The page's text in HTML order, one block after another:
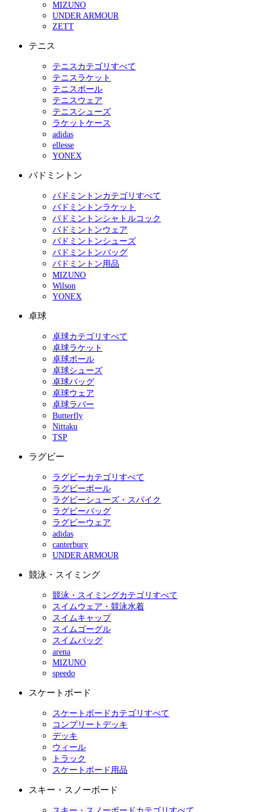
MIZUNO
UNDER ARMOUR
ZETT
テニス
テニスカテゴリすべて
テニスラケット
テニスボール
テニスウェア
テニスシューズ
ラケットケース
adidas
ellesse
YONEX
バドミントン
バドミントンカテゴリすべて
バドミントンラケット
バドミントンシャトルコック
バドミントンウェア
バドミントンシューズ
バドミントンバッグ
バドミントン用品
MIZUNO
Wilson
YONEX
卓球
卓球カテゴリすべて
卓球ラケット
卓球ボール
卓球シューズ
卓球バッグ
卓球ウェア
卓球ラバー
Butterfly
Nittaku
TSP
ラグビー
ラグビーカテゴリすべて
ラグビーボール
ラグビーシューズ・スパイク
ラグビーバッグ
ラグビーウェア
adidas
canterbury
UNDER ARMOUR
競泳・スイミング
競泳・スイミングカテゴリすべて
スイムウェア・競泳水着
スイムキャップ
スイムゴーグル
スイムバッグ
arena
MIZUNO
speedo
スケートボード
スケートボードカテゴリすべて
コンプリートデッキ
デッキ
ウィール
トラック
スケートボード用品
スキー・スノーボード